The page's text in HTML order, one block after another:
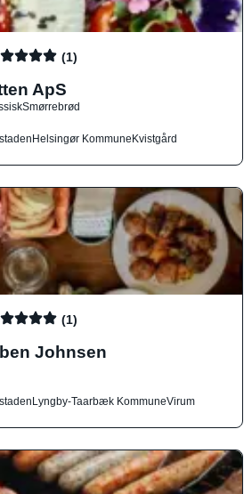
(1)
ApS
Smørrebrød
Helsingør KommuneKvistgård
(1)
Johnsen
Lyngby-Taarbæk KommuneVirum